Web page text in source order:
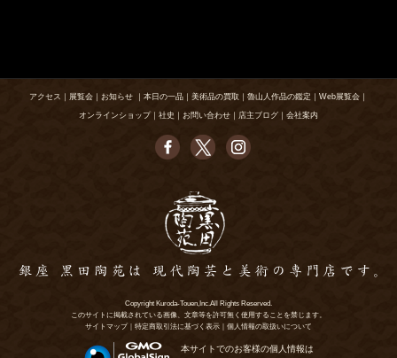
アクセス ｜ 展覧会 ｜ お知らせ ｜ 本日の一品 ｜ 美術品の買取 ｜ 魯山人作品の鑑定 ｜ Web展覧会 ｜
オンラインショップ｜ 社史 ｜ お問い合わせ ｜ 店主ブログ ｜ 会社案内
Copyright Kuroda-Touen,Inc.All Rights Reserved.
このサイトに掲載されている画像、文章等を許可無く使用することを禁じます。
サイトマップ
特定商取引法に基づく表示 個人情報の取扱いについて
本サイトでのお客様の個人情報は